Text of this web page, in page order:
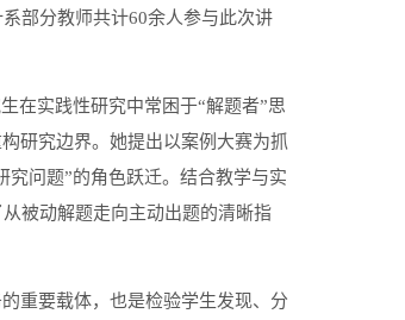
部分教师共计60余人参与此次讲
在实践性研究中常困于“解题者”思
研究边界。她提出以案例大赛为抓
究问题”的角色跃迁。结合教学与实
被动解题走向主动出题的清晰指
重要载体，也是检验学生发现、分